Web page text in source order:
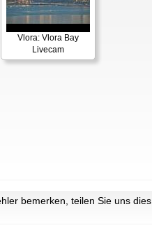
Vlora: Vlora Bay
Livecam
bemerken, teilen Sie uns dies